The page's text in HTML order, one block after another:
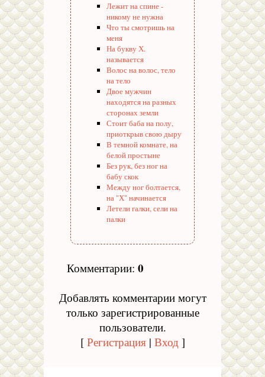
Лежит на спине -
никому не нужна
Что ты смотришь на
меня
На букву Х.
называется
Волос на волос, тело
на тело
Двое мужчин
находятся на разных
сторонах земли
Стоит баба на полу,
приоткрыв свою дыру
В темной комнате, на
белой простыне
Без рук, без ног на
бабу скок
Между ног болтается,
на "Х" начинается
Летели галки, сели на
палки
Комментарии: 0
Добавлять комментарии могут
только зарегистрированные
пользователи.
[ Регистрация| Вход ]